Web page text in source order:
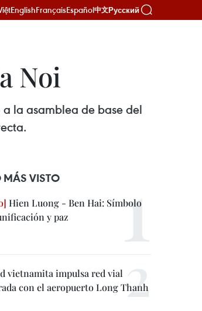
EnglishFrançaisEspañol中文Русский
Noi
la asamblea de base del
MÁS VISTO
Hien Luong - Ben Hai: Símbolo
y paz
vietnamita impulsa red vial
con el aeropuerto Long Thanh